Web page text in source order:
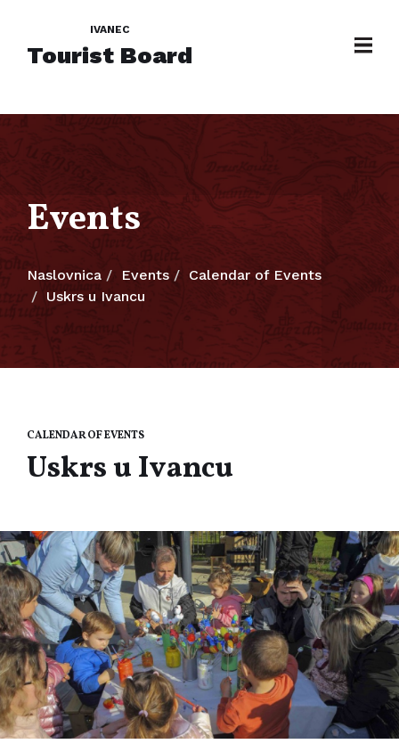
IVANEC
Tourist Board
Events
Naslovnica Events
Calendar of Events
Uskrs u Ivancu
CALENDAR OF EVENTS
Uskrs u Ivancu